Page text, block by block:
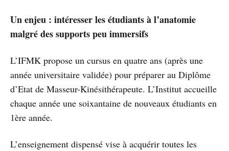
Un enjeu : intéresser les étudiants à l’anatomie
malgré des supports peu immersifs
L’IFMK propose un cursus en quatre ans (après une
année universitaire validée) pour préparer au Diplôme
d’Etat de Masseur-Kinésithérapeute. L’Institut accueille
chaque année une soixantaine de nouveaux étudiants en
1ère année.
L’enseignement dispensé vise à acquérir toutes les